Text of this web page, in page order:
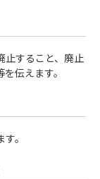
止すること、廃止
伝えます。
。